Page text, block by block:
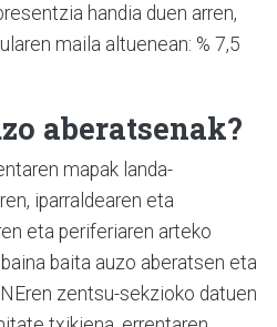
handia duen arren,
maila altuenean: % 7,5
aberatsenak?
mapak landa-
iparraldearen eta
eta periferiaren arteko
baita auzo aberatsen eta
zentsu-sekzioko datuen